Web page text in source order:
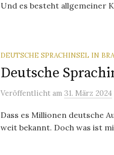
Und es besteht allgemeiner
DEUTSCHE SPRACHINSEL IN
Deutsche
Veröffentlicht am 31. März 2024
Dass es Millionen deutsche
weit bekannt. Doch was ist